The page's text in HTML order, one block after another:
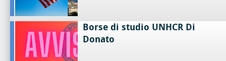
Borse di studio UNHCR Di
Donato